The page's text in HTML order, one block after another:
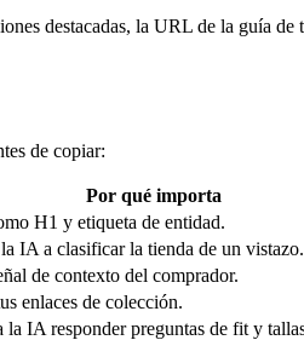
destacadas, la URL de la guía
de copiar:
Por qué importa
H1 y etiqueta de entidad.
IA a clasificar la tienda de un vistazo.
de contexto del comprador.
enlaces de colección.
la IA responder preguntas de fit y